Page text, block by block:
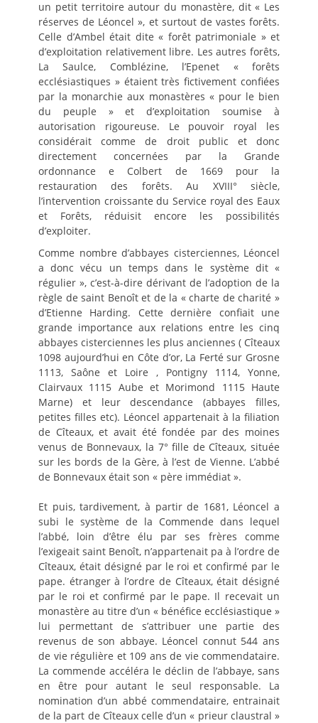
un petit territoire autour du monastère, dit « Les
réserves de Léoncel », et surtout de vastes forêts.
Celle d’Ambel était dite « forêt patrimoniale » et
d’exploitation relativement libre. Les autres forêts,
La Saulce, Comblézine, l’Epenet « forêts
ecclésiastiques » étaient très fictivement confiées
par la monarchie aux monastères « pour le bien
du peuple » et d’exploitation soumise à
autorisation rigoureuse. Le pouvoir royal les
considérait comme de droit public et donc
directement concernées par la Grande
ordonnance e Colbert de 1669 pour la
restauration des forêts. Au XVIII° siècle,
l’intervention croissante du Service royal des Eaux
et Forêts, réduisit encore les possibilités
d’exploiter.
Comme nombre d’abbayes cisterciennes, Léoncel
a donc vécu un temps dans le système dit «
régulier », c’est-à-dire dérivant de l’adoption de la
règle de saint Benoît et de la « charte de charité »
d’Etienne Harding. Cette dernière confiait une
grande importance aux relations entre les cinq
abbayes cisterciennes les plus anciennes ( Cîteaux
1098 aujourd’hui en Côte d’or, La Ferté sur Grosne
1113, Saône et Loire , Pontigny 1114, Yonne,
Clairvaux 1115 Aube et Morimond 1115 Haute
Marne) et leur descendance (abbayes filles,
petites filles etc). Léoncel appartenait à la filiation
de Cîteaux, et avait été fondée par des moines
venus de Bonnevaux, la 7° fille de Cîteaux, située
sur les bords de la Gère, à l’est de Vienne. L’abbé
de Bonnevaux était son « père immédiat ».
Et puis, tardivement, à partir de 1681, Léoncel a
subi le système de la Commende dans lequel
l’abbé, loin d’être élu par ses frères comme
l’exigeait saint Benoît, n’appartenait pa à l’ordre de
Cîteaux, était désigné par le roi et confirmé par le
pape. étranger à l’ordre de Cîteaux, était désigné
par le roi et confirmé par le pape. Il recevait un
monastère au titre d’un « bénéfice ecclésiastique »
lui permettant de s’attribuer une partie des
revenus de son abbaye. Léoncel connut 544 ans
de vie régulière et 109 ans de vie commendataire.
La commende accéléra le déclin de l’abbaye, sans
en être pour autant le seul responsable. La
nomination d’un abbé commendataire, entrainait
de la part de Cîteaux celle d’un « prieur claustral »